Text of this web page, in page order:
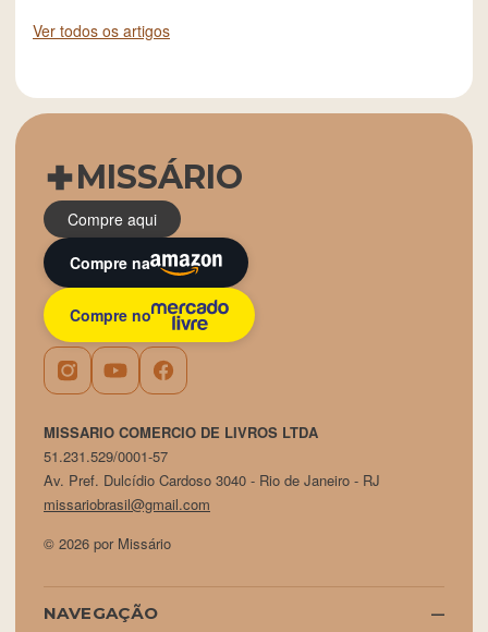
Ver todos os artigos
MISSÁRIO
Compre aqui
Compre na
Compre no
MISSARIO COMERCIO DE LIVROS LTDA
51.231.529/0001-57
Av. Pref. Dulcídio Cardoso 3040 - Rio de Janeiro - RJ
missariobrasil@gmail.com
© 2026 por Missário
NAVEGAÇÃO